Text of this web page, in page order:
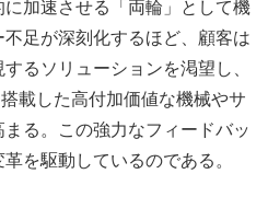
加速させる「両輪」として機
足が深刻化するほど、顧客は
るソリューションを渇望し、
載した高付加価値な機械やサ
る。この強力なフィードバッ
を駆動しているのである。